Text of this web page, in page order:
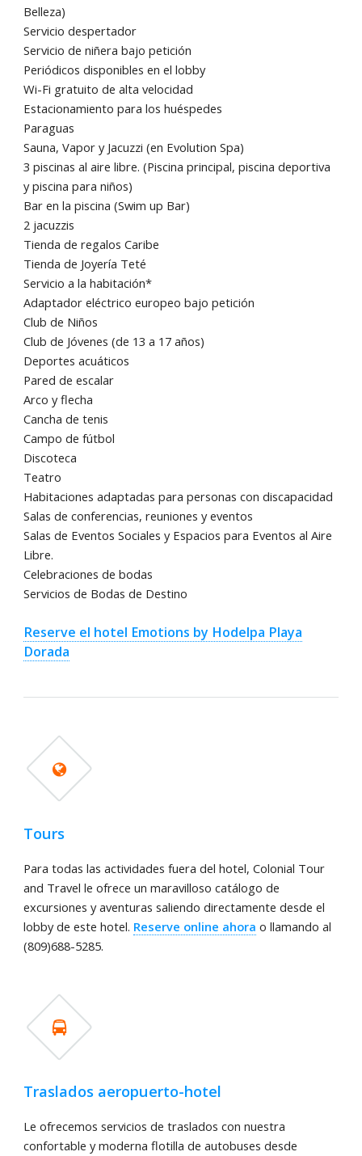
Belleza)
Servicio despertador
Servicio de niñera bajo petición
Periódicos disponibles en el lobby
Wi-Fi gratuito de alta velocidad
Estacionamiento para los huéspedes
Paraguas
Sauna, Vapor y Jacuzzi (en Evolution Spa)
3 piscinas al aire libre. (Piscina principal, piscina deportiva
y piscina para niños)
Bar en la piscina (Swim up Bar)
2 jacuzzis
Tienda de regalos Caribe
Tienda de Joyería Teté
Servicio a la habitación*
Adaptador eléctrico europeo bajo petición
Club de Niños
Club de Jóvenes (de 13 a 17 años)
Deportes acuáticos
Pared de escalar
Arco y flecha
Cancha de tenis
Campo de fútbol
Discoteca
Teatro
Habitaciones adaptadas para personas con discapacidad
Salas de conferencias, reuniones y eventos
Salas de Eventos Sociales y Espacios para Eventos al Aire
Libre.
Celebraciones de bodas
Servicios de Bodas de Destino
Reserve el hotel Emotions by Hodelpa Playa
Dorada
Tours
Para todas las actividades fuera del hotel, Colonial Tour
and Travel le ofrece un maravilloso catálogo de
excursiones y aventuras saliendo directamente desde el
lobby de este hotel. Reserve online ahora o llamando al
(809)688-5285.
Traslados aeropuerto-hotel
Le ofrecemos servicios de traslados con nuestra
confortable y moderna flotilla de autobuses desde